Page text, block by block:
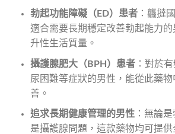
勃起功能障礙（ED）患者：龘撻
適合需要長期穩定改善勃起能力
升性生活質量。
攝護腺肥大（BPH）患者：對於
尿困難等症狀的男性，能從此藥
善。
追求長期健康管理的男性：無論是
是攝護腺問題，這款藥物均可提